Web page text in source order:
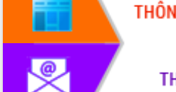
Tập huấn nâng cao năng lực triển khai
chuyển đổi số cho cán bộ, công chức
cấp xã
Đắk Lắk phát động hưởng ứng Ngày
Quyền của người tiêu dùng Việt Nam